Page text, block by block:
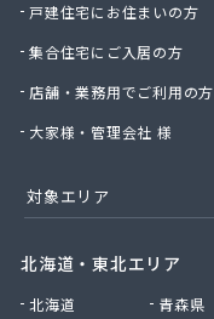
戸建住宅にお住まいの方
集合住宅にご入居の方
店舗・業務用でご利用の方
大家様・管理会社 様
対象エリア
北海道・東北エリア
北海道
青森県